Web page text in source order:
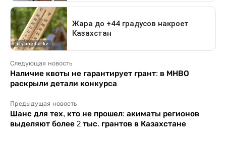
Следующая новость
Наличие квоты не гарантирует грант: в МНВО
раскрыли детали конкурса
Предыдущая новость
Шанс для тех, кто не прошел: акиматы регионов
выделяют более 2 тыс. грантов в Казахстане